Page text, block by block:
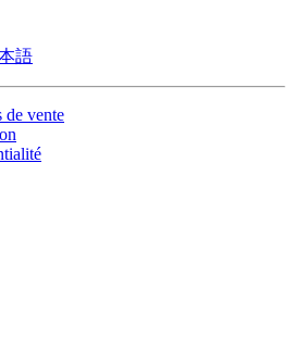
語
de vente